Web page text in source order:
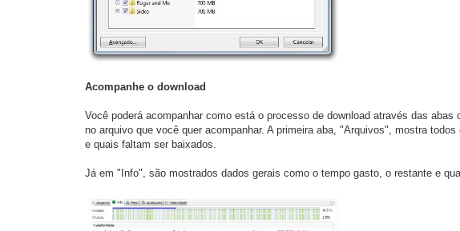
Acompanhe o download
Você poderá acompanhar como está o processo de download através das
no arquivo que você quer acompanhar. A primeira aba, "Arquivos", mostra
e quais faltam ser baixados.
Já em "Info", são mostrados dados gerais como o tempo gasto, o restante e